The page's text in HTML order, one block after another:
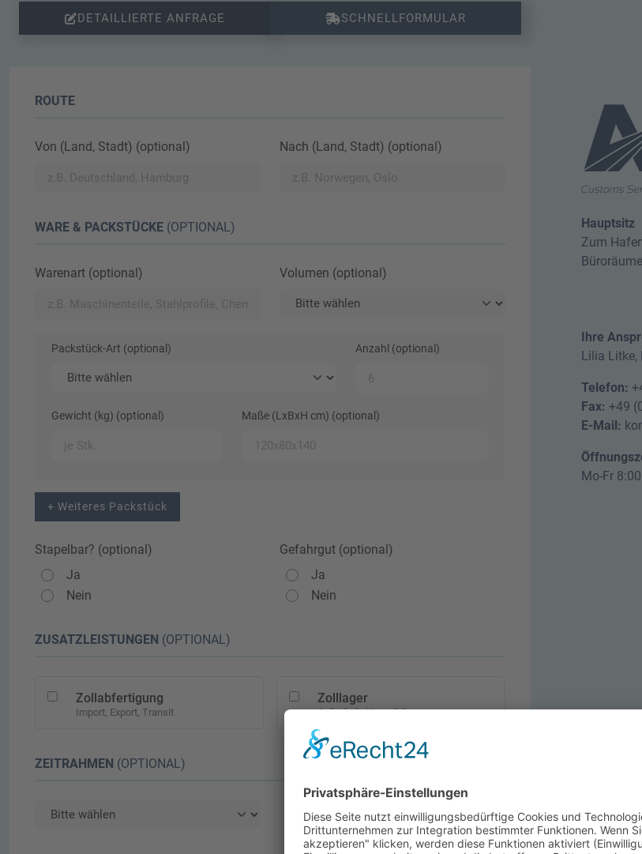
DETAILLIERTE ANFRAGE SCHNELL­FORMULAR
ROUTE
Von (Land, Stadt) (optional) Nach (Land, Stadt) (optional)
WARE & PACKSTÜCKE (OPTIONAL)
Warenart (optional) Volumen (optional)
Packstück-Art (optional) Anzahl (optional)
Gewicht (kg) (optional) Maße (LxBxH cm) (optional)
+ Weiteres Packstück
Stapelbar? (optional)
Ja
Nein
Gefahrgut (optional)
Ja
Nein
ZUSATZLEISTUNGEN (OPTIONAL)
Zollabfertigung
Import, Export, Transit
Zolllager
Aufschub, Konsolidierung
ZEITRAHMEN (OPTIONAL)
Hauptsitz
Zum
Ihre
Lilia Litke,
Telefon:
Fax: +49
E-Mail:
Mo-Fr